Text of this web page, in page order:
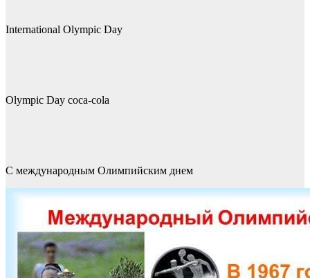
International Olympic Day
Olympic Day coca-cola
С международным Олимпийским днем